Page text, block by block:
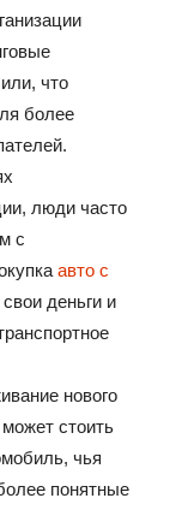
что
более
люди часто
с
авто с
деньги и
нового
стоить
чья
понятные